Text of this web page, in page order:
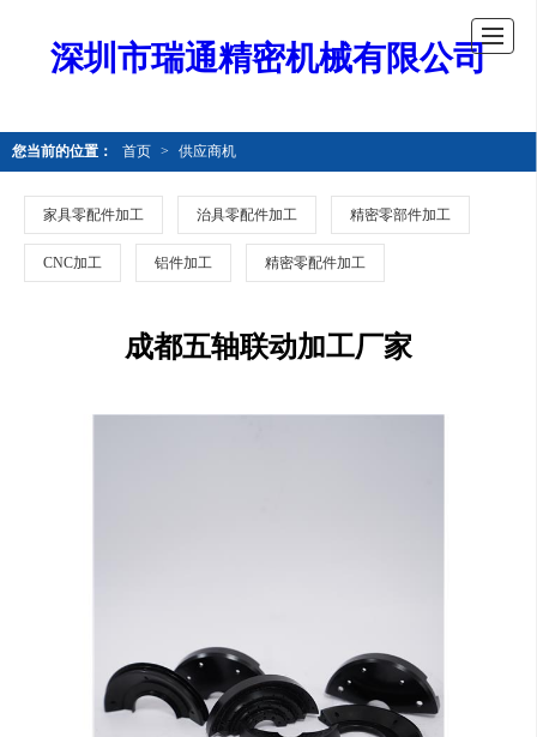
深圳市瑞通精密机械有限公司
您当前的位置： 首页 > 供应商机
家具零配件加工 治具零配件加工 精密零部件加工
CNC加工 铝件加工 精密零配件加工
成都五轴联动加工厂家